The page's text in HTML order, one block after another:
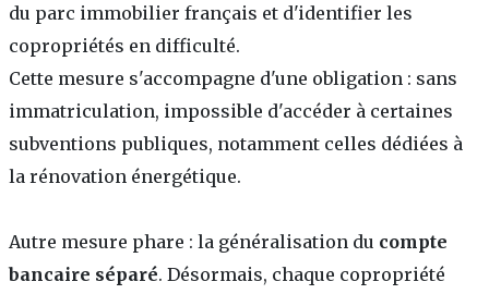
du parc immobilier français et d'identifier les
copropriétés en difficulté.
Cette mesure s'accompagne d'une obligation : sans
immatriculation, impossible d'accéder à certaines
subventions publiques, notamment celles dédiées à
la rénovation énergétique.
Autre mesure phare : la généralisation du compte
bancaire séparé. Désormais, chaque copropriété